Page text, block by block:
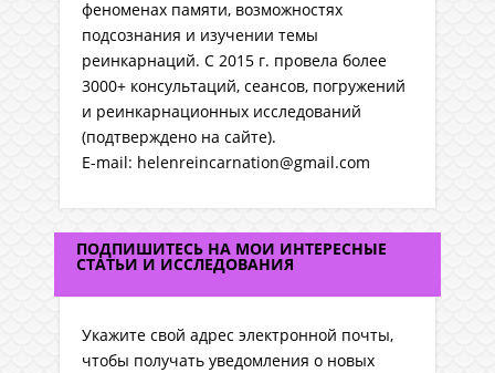
феноменах памяти, возможностях
подсознания и изучении темы
реинкарнаций. C 2015 г. провела более
3000+ консультаций, сеансов, погружений
и реинкарнационных исследований
(подтверждено на сайте).
E-mail: helenreincarnation@gmail.com
ПОДПИШИТЕСЬ НА МОИ ИНТЕРЕСНЫЕ
СТАТЬИ И ИССЛЕДОВАНИЯ
Укажите свой адрес электронной почты,
чтобы получать уведомления о новых